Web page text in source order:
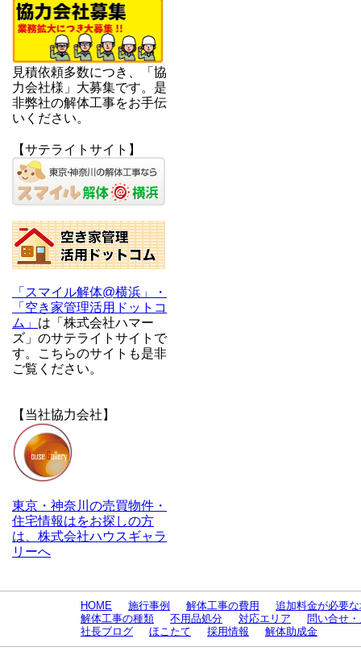
見積依頼多数につき、「協
力会社様」大募集です。是
非弊社の解体工事をお手伝
いください。
【サテライトサイト】
「スマイル解体@横浜」・
「空き家管理活用ドットコ
ム」 は「株式会社ハマー
ズ」のサテライトサイトで
す。こちらのサイトも是非
ご覧ください。
【当社協力会社】
東京・神奈川の売買物件・
住宅情報はをお探しの方
は、株式会社ハウスギャラ
リーへ
HOME 施行事例 解体工事の費用
追加料金が必要
解体工事の種類
不用品処分 対応エリア
問い合せ
社長ブログ
ほこたて 採用情報 解体助成金